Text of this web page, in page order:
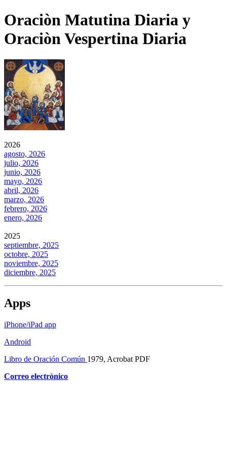
Oraciòn Matutina Diaria y
Oraciòn Vespertina Diaria
2026
agosto, 2026
julio, 2026
junio, 2026
mayo, 2026
abril, 2026
marzo, 2026
febrero, 2026
enero, 2026
2025
septiembre, 2025
octobre, 2025
noviembre, 2025
diciembre, 2025
Apps
iPhone/iPad app
Android
Libro de Oración Común 1979, Acrobat PDF
Correo electrònico